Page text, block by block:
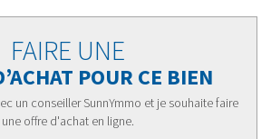
FAIRE UNE
POUR CE BIEN
un conseiller SunnYmmo et je souhaite faire
une offre d'achat en ligne.